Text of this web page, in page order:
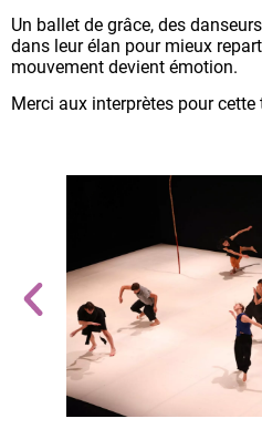
Un ballet de grâce, des
dans leur élan pour mieux
mouvement devient émotion.
Merci aux interprètes pour cette